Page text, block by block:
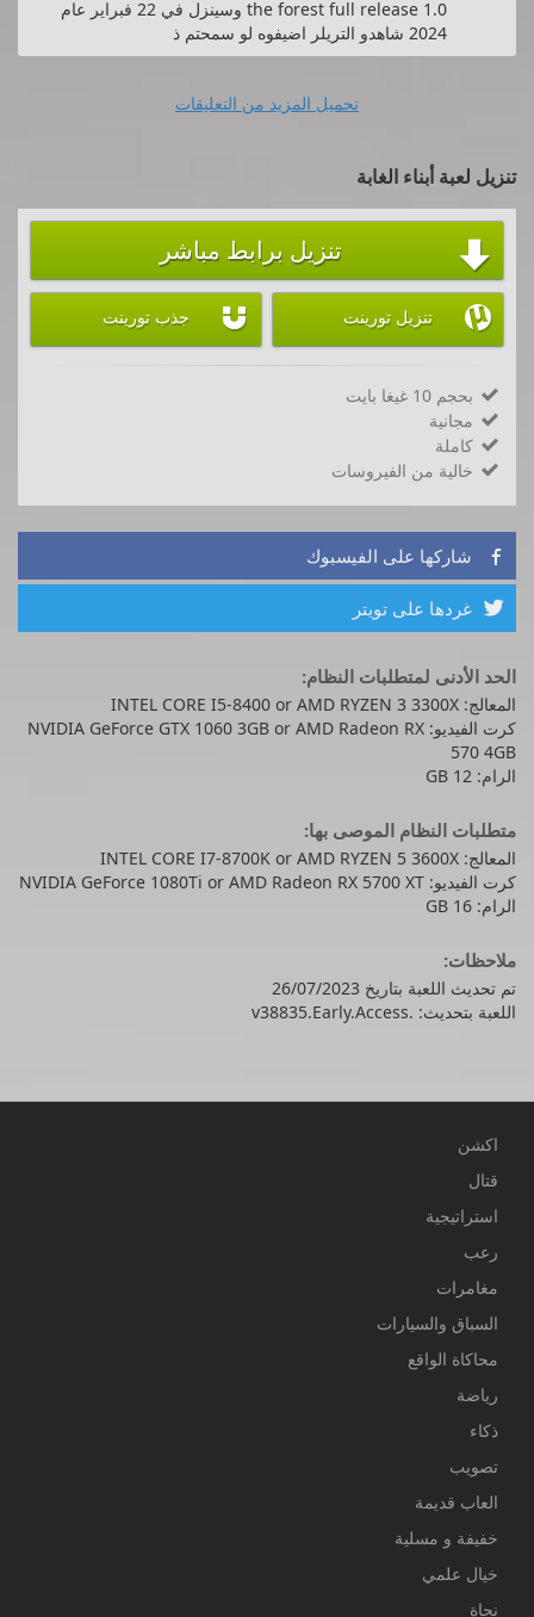
the forest full release 1.0 وسينزل في 22 فبراير عام
2024 شاهدو التريلر اضيفوه لو سمحتم ذ
تحميل المزيد من التعليقات
تنزيل لعبة أبناء الغابة
 تنزيل برابط مباشر
 تنزيل تورينت  جذب تورينت
 بحجم 10 غيغا بايت
 مجانية
 كاملة
 خالية من الفيروسات
 شاركها على الفيسبوك
 غردها على تويتر
الحد الأدنى لمتطلبات النظام:
المعالج: INTEL CORE I5-8400 or AMD RYZEN 3 3300X
كرت الفيديو: NVIDIA GeForce GTX 1060 3GB or AMD Radeon RX
570 4GB
الرام: 12 GB
متطلبات النظام الموصى بها:
المعالج: INTEL CORE I7-8700K or AMD RYZEN 5 3600X
كرت الفيديو: NVIDIA GeForce 1080Ti or AMD Radeon RX 5700 XT
الرام: 16 GB
ملاحظات:
تم تحديث اللعبة بتاريخ 26/07/2023
اللعبة بتحديث: .v38835.Early.Access
اكشن
قتال
استراتيجية
رعب
مغامرات
السباق والسيارات
محاكاة الواقع
رياضة
ذكاء
تصويب
العاب قديمة
خفيفة و مسلية
خيال علمي
نجاة